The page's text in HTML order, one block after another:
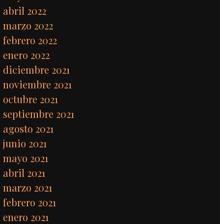
abril 2022
marzo 2022
febrero 2022
enero 2022
diciembre 2021
noviembre 2021
octubre 2021
septiembre 2021
agosto 2021
junio 2021
mayo 2021
abril 2021
marzo 2021
febrero 2021
enero 2021